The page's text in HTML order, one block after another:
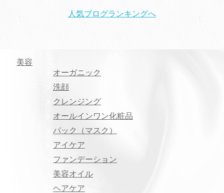
人気ブログランキングへ
美容
オーガニック
洗顔
クレンジング
オールインワン化粧品
パック（マスク）
アイケア
ファンデーション
美容オイル
ヘアケア